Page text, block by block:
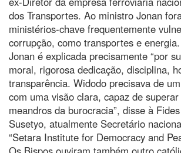
dos Transportes. Ao ministro Jonan
ministérios-chave frequentemente
corrupção, como transportes e
Jonan é explicada precisamente “por
moral, rigorosa dedicação, disciplina,
transparência. Widodo precisava de
com uma visão clara, capaz de
meandros da burocracia”, disse à
Susetyo, atualmente Secretário
“Setara Institute for Democracy and